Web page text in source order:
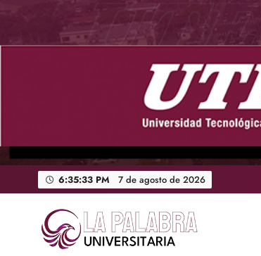
contenido
6:35:34 PM 7 de agosto de
2026